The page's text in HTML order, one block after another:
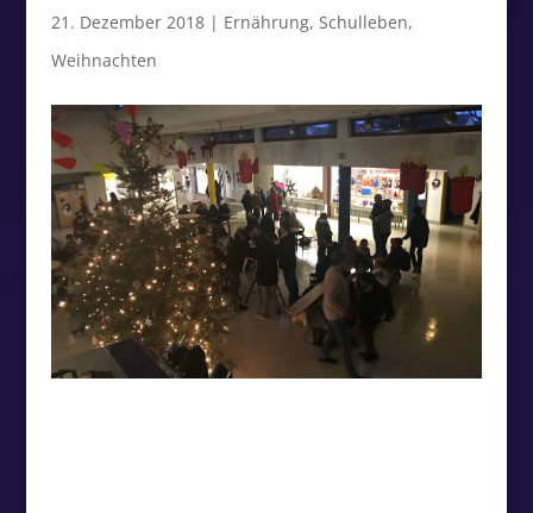
21. Dezember 2018| Ernährung, Schulleben,
Weihnachten